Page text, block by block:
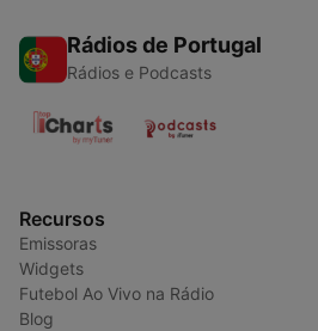
Rádios de Portugal
Rádios e Podcasts
Recursos
Emissoras
Widgets
Futebol Ao Vivo na Rádio
Blog